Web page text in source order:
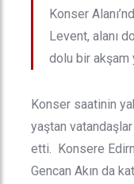
Konser
Levent, alanı
dolu bir akşam
Konser saatinin
yaştan
etti. Konsere
Gencan Akın da